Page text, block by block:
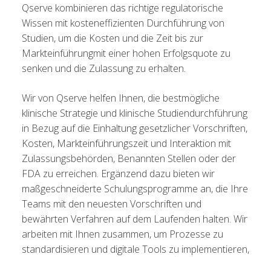
Qserve kombinieren das richtige regulatorische
Wissen mit kosteneffizienten Durchführung von
Studien, um die Kosten und die Zeit bis zur
Markteinführungmit einer hohen Erfolgsquote zu
senken und die Zulassung zu erhalten.
Wir von Qserve helfen Ihnen, die bestmögliche
klinische Strategie und klinische Studiendurchführung
in Bezug auf die Einhaltung gesetzlicher Vorschriften,
Kosten, Markteinführungszeit und Interaktion mit
Zulassungsbehörden, Benannten Stellen oder der
FDA zu erreichen. Ergänzend dazu bieten wir
maßgeschneiderte Schulungsprogramme an, die Ihre
Teams mit den neuesten Vorschriften und
bewährten Verfahren auf dem Laufenden halten. Wir
arbeiten mit Ihnen zusammen, um Prozesse zu
standardisieren und digitale Tools zu implementieren,